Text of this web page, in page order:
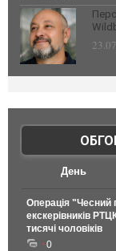
День
Операція "Чесний
екскерівників
тисячі чоловіків
0